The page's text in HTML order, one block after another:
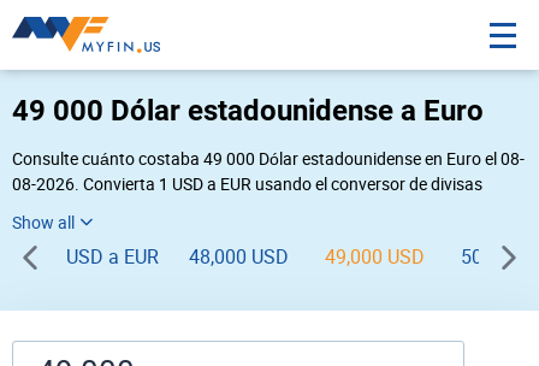
49 000 Dólar estadounidense a Euro
Consulte cuánto costaba 49 000 Dólar estadounidense en Euro el 08-
08-2026. Convierta 1 USD a EUR usando el conversor de divisas
EUR USD ».
USD a EUR 48,000 USD 49,000 USD 50,000